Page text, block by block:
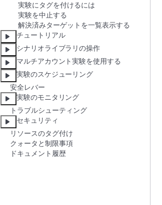
実験にタグを付けるには
実験を中止する
解決済みターゲットを一覧表示する
チュートリアル
シナリオライブラリの操作
マルチアカウント実験を使用する
実験のスケジューリング
安全レバー
実験のモニタリング
トラブルシューティング
セキュリティ
リソースのタグ付け
クォータと制限事項
ドキュメント履歴